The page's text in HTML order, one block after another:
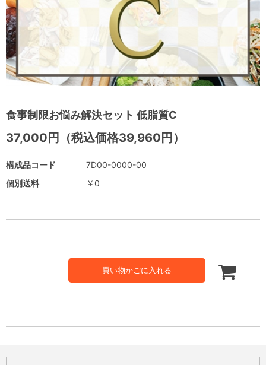
食事制限お悩み解決セット 低脂質C
37,000円（税込価格39,960円）
構成品コード
7D00-0000-00
個別送料
￥0
買い物かごに入れる